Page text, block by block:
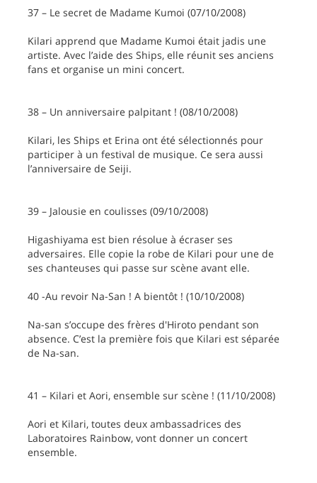
37 – Le secret de Madame Kumoi (07/10/2008)
Kilari apprend que Madame Kumoi était jadis une
artiste. Avec l’aide des Ships, elle réunit ses anciens
fans et organise un mini concert.
38 – Un anniversaire palpitant ! (08/10/2008)
Kilari, les Ships et Erina ont été sélectionnés pour
participer à un festival de musique. Ce sera aussi
l’anniversaire de Seiji.
39 – Jalousie en coulisses (09/10/2008)
Higashiyama est bien résolue à écraser ses
adversaires. Elle copie la robe de Kilari pour une de
ses chanteuses qui passe sur scène avant elle.
40 -Au revoir Na-San ! A bientôt ! (10/10/2008)
Na-san s’occupe des frères d'Hiroto pendant son
absence. C’est la première fois que Kilari est séparée
de Na-san.
41 – Kilari et Aori, ensemble sur scène ! (11/10/2008)
Aori et Kilari, toutes deux ambassadrices des
Laboratoires Rainbow, vont donner un concert
ensemble.